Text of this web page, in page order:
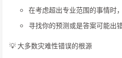
在考虑超出专业范围的事情时
寻找你的预测或是答案可能出
💡 大多数灾难性错误的根源